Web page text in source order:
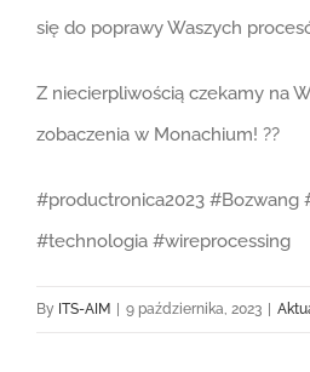
się do poprawy Waszych
Z niecierpliwością czekamy na
zobaczenia w Monachium! ??
#productronica2023 #Bozwang
#technologia #wireprocessing
By ITS-AIM 9 października, 2023